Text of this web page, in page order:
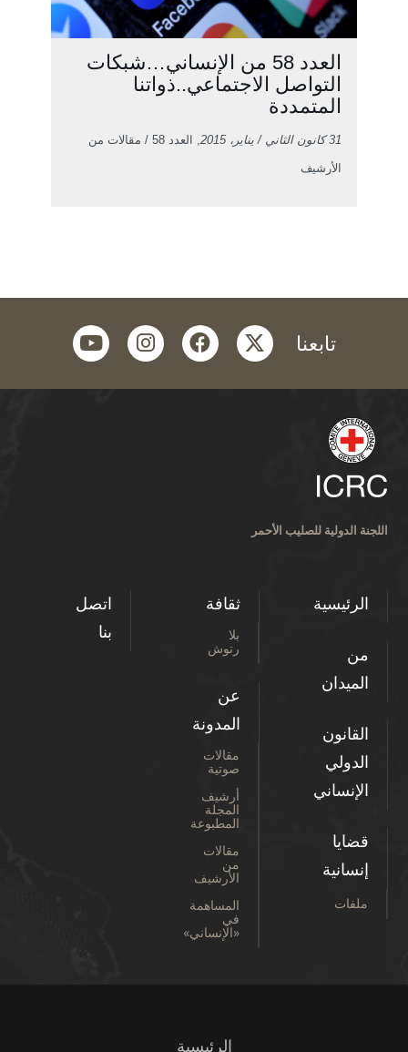
العدد 58 من الإنساني…شبكات
التواصل الاجتماعي..ذواتنا
المتمددة
31 كانون الثاني / يناير، 2015 , العدد 58 / مقالات من
الأرشيف
تابعنا twitter
facebook
instagram
youtube
اللجنة الدولية للصليب الأحمر
الرئيسية
من
الميدان
القانون
الدولي
الإنساني
قضايا
إنسانية
ملفات
ثقافة
بلا
رتوش
عن
المدونة
مقالات
صوتية
أرشيف
المجلة
المطبوعة
مقالات
من
الأرشيف
المساهمة
في
«الإنساني»
اتصل
بنا
الرئيسية